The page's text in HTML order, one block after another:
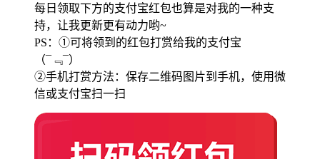
每日领取下方的支付宝红包也算是对我的一种支
持，让我更新更有动力哟~
PS：①可将领到的红包打赏给我的支付宝
（¯﹃¯）
②手机打赏方法：保存二维码图片到手机，使用微
信或支付宝扫一扫